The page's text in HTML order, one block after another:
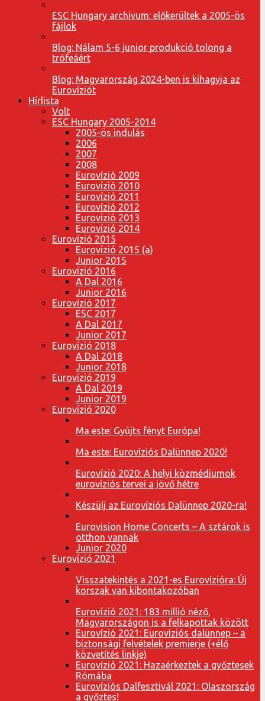
ESC Hungary archivum: előkerültek a 2005-ös
fájlok
Blog: Nálam 5-6 junior produkció tolong a
trófeáért
Blog: Magyarország 2024-ben is kihagyja az
Eurovíziót
Hírlista
Volt
ESC Hungary 2005-2014
2005-ös indulás
2006
2007
2008
Eurovízió 2009
Eurovízió 2010
Eurovízió 2011
Eurovízió 2012
Eurovízió 2013
Eurovízió 2014
Eurovízió 2015
Eurovízió 2015 (a)
Junior 2015
Eurovízió 2016
A Dal 2016
Junior 2016
Eurovízió 2017
ESC 2017
A Dal 2017
Junior 2017
Eurovízió 2018
A Dal 2018
Junior 2018
Eurovízió 2019
A Dal 2019
Junior 2019
Eurovízió 2020
Ma este: Gyújts fényt Európa!
Ma este: Eurovíziós Dalünnep 2020!
Eurovízió 2020: A helyi közmédiumok
eurovíziós tervei a jövő hétre
Készülj az Eurovíziós Dalünnep 2020-ra!
Eurovision Home Concerts – A sztárok is
otthon vannak
Junior 2020
Eurovízió 2021
Visszatekintés a 2021-es Eurovízióra: Új
korszak van kibontakozóban
Eurovízió 2021: 183 millió néző,
Magyarországon is a felkapottak között
Eurovízió 2021: Eurovíziós dalünnep – a
biztonsági felvételek premierje (+élő
közvetítés linkje)
Eurovízió 2021: Hazaérkeztek a győztesek
Rómába
Eurovíziós Dalfesztivál 2021: Olaszország
a győztes!